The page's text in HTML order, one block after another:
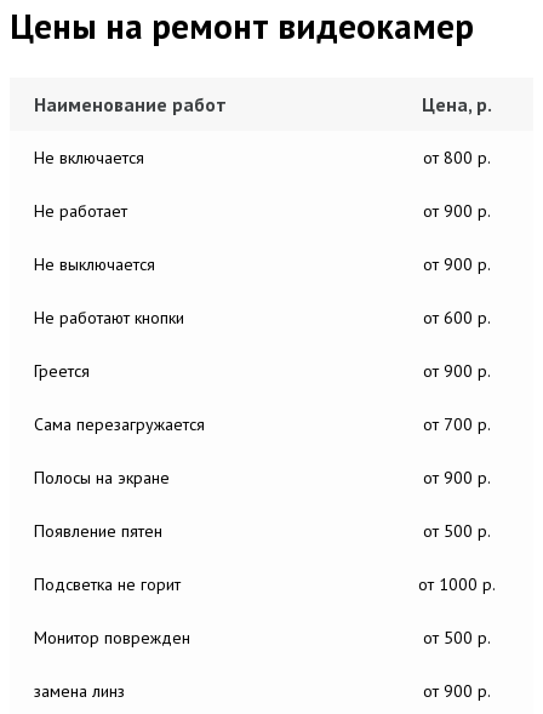
Цены на ремонт видеокамер
Наименование работ Цена, р.
Не включается от 800 р.
Не работает от 900 р.
Не выключается от 900 р.
Не работают кнопки от 600 р.
Греется от 900 р.
Сама перезагружается от 700 р.
Полосы на экране от 900 р.
Появление пятен от 500 р.
Подсветка не горит от 1000 р.
Монитор поврежден от 500 р.
замена линз от 900 р.